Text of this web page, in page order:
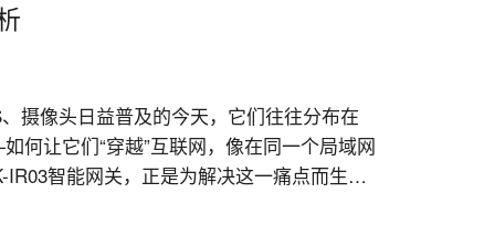
摄像头日益普及的今天，它们往往分布在
让它们“穿越”互联网，像在同一个局域网
智能网关，正是为解决这一痛点而生。